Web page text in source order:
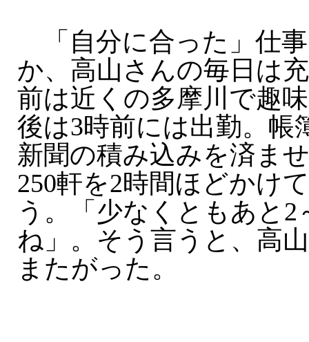
「自分に合った」仕
か、高山さんの毎日は
前は近くの多摩川で趣
後は3時前には出勤。帳
新聞の積み込みを済ま
250軒を2時間ほどかけ
う。「少なくともあと2
ね」。そう言うと、高
またがった。